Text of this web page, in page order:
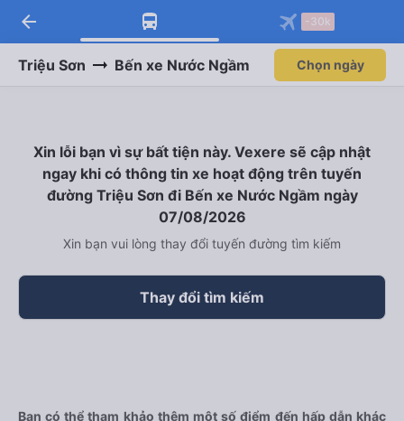
arrow_back -30k
Triệu Sơn Bến xe Nước Ngầm Chọn ngày
Xin lỗi bạn vì sự bất tiện này. Vexere sẽ cập nhật
ngay khi có thông tin xe hoạt động trên tuyến
đường Triệu Sơn đi Bến xe Nước Ngầm ngày
07/08/2026
Xin bạn vui lòng thay đổi tuyến đường tìm kiếm
Thay đổi tìm kiếm
Bạn có thể tham khảo thêm một số điểm đến hấp dẫn khác